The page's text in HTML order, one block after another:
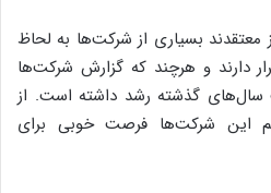
معتقدند بسیاری از شرکت‌ها به لحاظ
دارند و هرچند که گزارش شرکت‌ها
سال‌های گذشته رشد داشته است. از
این شرکت‌ها فرصت خوبی برای